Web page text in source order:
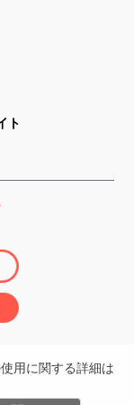
用に関する詳細は
ト